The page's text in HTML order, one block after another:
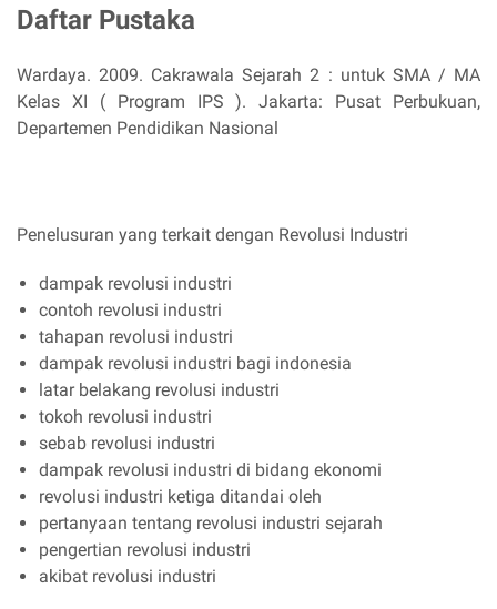
Daftar Pustaka
Wardaya. 2009. Cakrawala Sejarah 2 : untuk SMA / MA
Kelas XI ( Program IPS ). Jakarta: Pusat Perbukuan,
Departemen Pendidikan Nasional
Penelusuran yang terkait dengan Revolusi Industri
dampak revolusi industri
contoh revolusi industri
tahapan revolusi industri
dampak revolusi industri bagi indonesia
latar belakang revolusi industri
tokoh revolusi industri
sebab revolusi industri
dampak revolusi industri di bidang ekonomi
revolusi industri ketiga ditandai oleh
pertanyaan tentang revolusi industri sejarah
pengertian revolusi industri
akibat revolusi industri